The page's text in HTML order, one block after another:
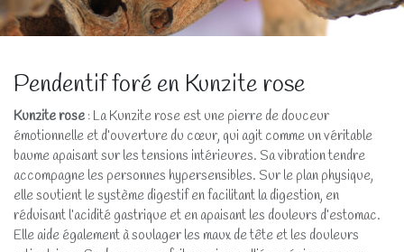
Pendentif foré en Kunzite rose
Kunzite rose : La Kunzite rose est une pierre de douceur
émotionnelle et d’ouverture du cœur, qui agit comme un véritable
baume apaisant sur les tensions intérieures. Sa vibration tendre
accompagne les personnes hypersensibles. Sur le plan physique,
elle soutient le système digestif en facilitant la digestion, en
réduisant l’acidité gastrique et en apaisant les douleurs d’estomac.
Elle aide également à soulager les maux de tête et les douleurs